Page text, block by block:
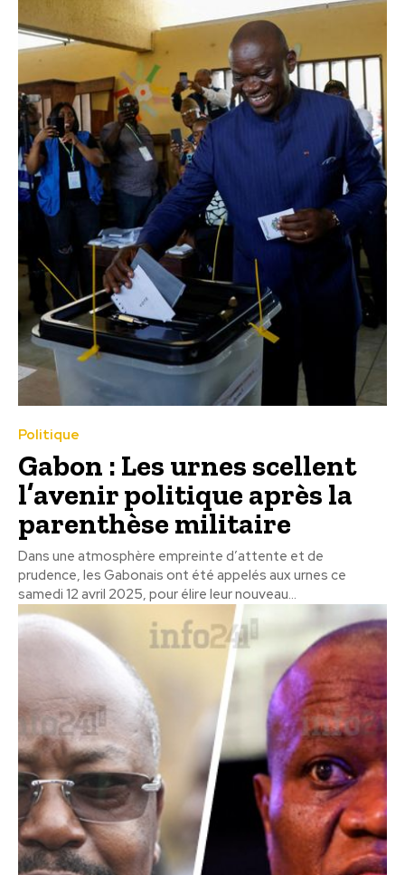
Politique
Gabon : Les urnes scellent
l’avenir politique après la
parenthèse militaire
Dans une atmosphère empreinte d’attente et de
prudence, les Gabonais ont été appelés aux urnes ce
samedi 12 avril 2025, pour élire leur nouveau...